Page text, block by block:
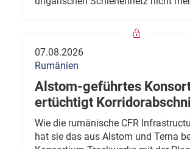
07.08.2026
Rumänien
Alstom-geführtes
ertüchtigt
Wie die rumänische CFR
hat sie das aus Alstom und Terna